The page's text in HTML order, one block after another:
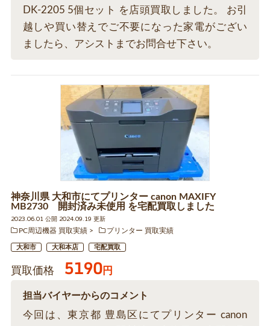
DK-2205 5個セット を店頭買取しました。 お引
越しや買い替えでご不要になった家電がござい
ましたら、アシストまでお問合せ下さい。
神奈川県 大和市にてプリンター canon MAXIFY
MB2730 開封済み未使用 を宅配買取しました
2023.06.01 公開 2024.09.19 更新
PC周辺機器 買取実績
プリンター 買取実績
大和市 大和本店 宅配買取
買取価格 5190円
担当バイヤーからのコメント
今回は、東京都 豊島区にてプリンター canon